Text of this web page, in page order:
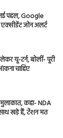
पहल, Google
जोन अलर्ट
यू-टर्न, बोलीं- पूरी
चाहिए
मुलाकात, कहा- NDA
खड़े हैं, टेंशन मत